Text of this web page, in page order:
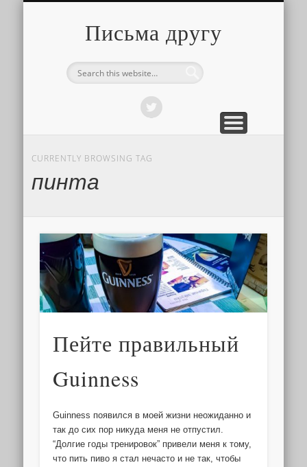
Письма другу
CURRENTLY BROWSING TAG
пинта
Пейте правильный
Guinness
Guinness появился в моей жизни неожиданно и
так до сих пор никуда меня не отпустил.
“Долгие годы тренировок” привели меня к тому,
что пить пиво я стал нечасто и не так, чтобы